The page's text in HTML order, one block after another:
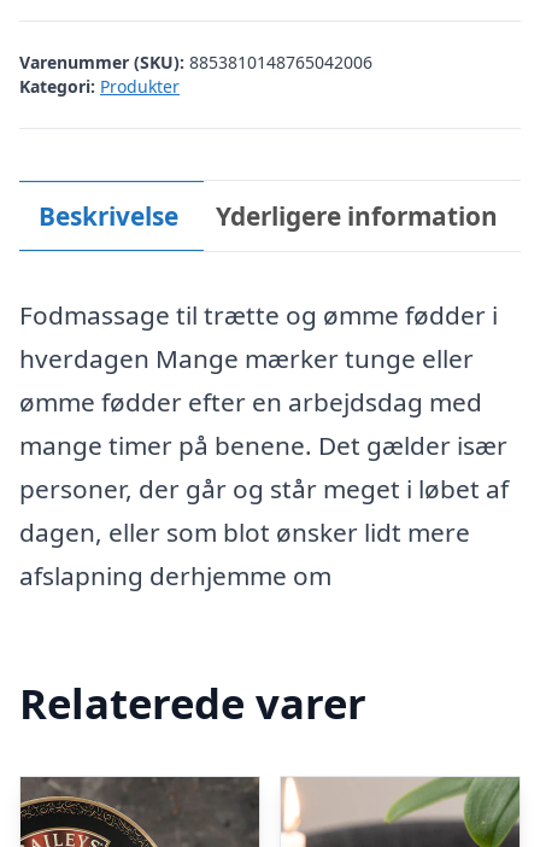
Varenummer (SKU): 8853810148765042006
Kategori: Produkter
Beskrivelse Yderligere information
Fodmassage til trætte og ømme fødder i
hverdagen Mange mærker tunge eller
ømme fødder efter en arbejdsdag med
mange timer på benene. Det gælder især
personer, der går og står meget i løbet af
dagen, eller som blot ønsker lidt mere
afslapning derhjemme om
Relaterede varer